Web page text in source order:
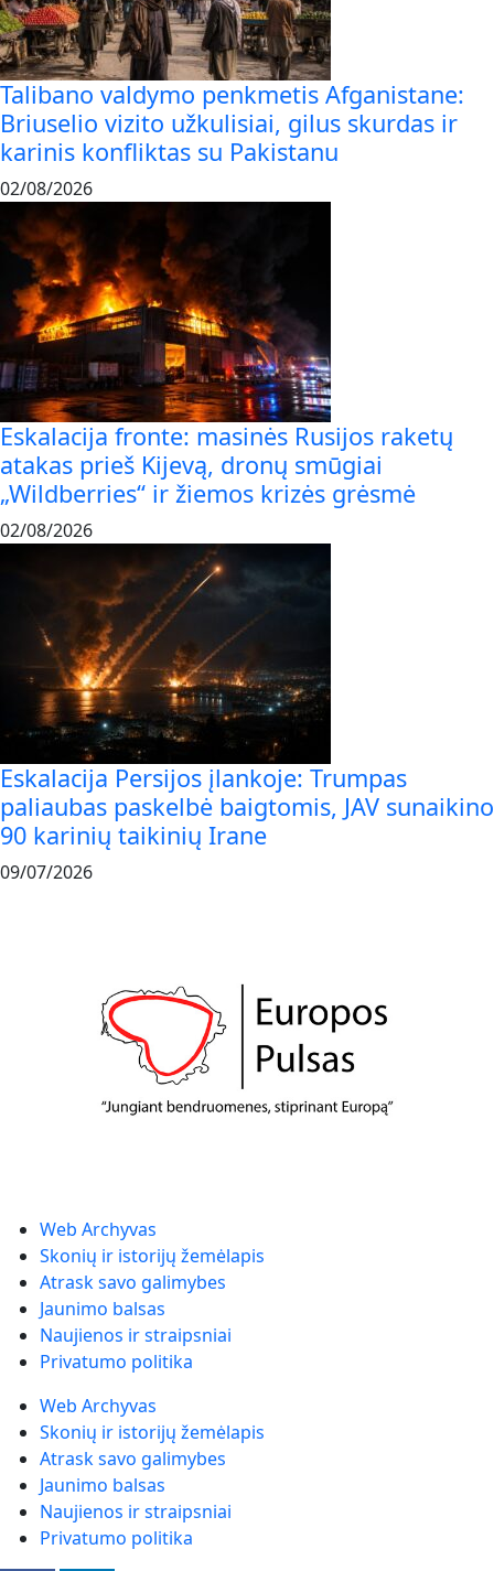
Talibano valdymo penkmetis Afganistane:
Briuselio vizito užkulisiai, gilus skurdas ir
karinis konfliktas su Pakistanu
02/08/2026
Eskalacija fronte: masinės Rusijos raketų
atakas prieš Kijevą, dronų smūgiai
„Wildberries“ ir žiemos krizės grėsmė
02/08/2026
Eskalacija Persijos įlankoje: Trumpas
paliaubas paskelbė baigtomis, JAV sunaikino
90 karinių taikinių Irane
09/07/2026
Web Archyvas
Skonių ir istorijų žemėlapis
Atrask savo galimybes
Jaunimo balsas
Naujienos ir straipsniai
Privatumo politika
Web Archyvas
Skonių ir istorijų žemėlapis
Atrask savo galimybes
Jaunimo balsas
Naujienos ir straipsniai
Privatumo politika